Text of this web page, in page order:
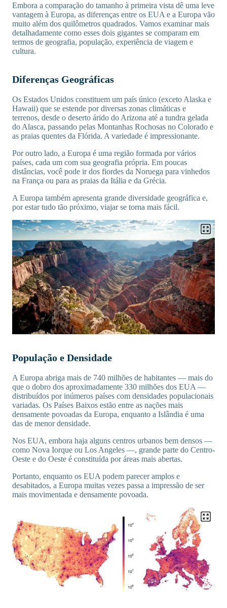
Embora a comparação do tamanho à primeira vista dê uma leve
vantagem à Europa, as diferenças entre os EUA e a Europa vão
muito além dos quilômetros quadrados. Vamos examinar mais
detalhadamente como esses dois gigantes se comparam em
termos de geografia, população, experiência de viagem e
cultura.
Diferenças Geográficas
Os Estados Unidos constituem um país único (exceto Alaska e
Hawaii) que se estende por diversas zonas climáticas e
terrenos, desde o deserto árido do Arizona até a tundra gelada
do Alasca, passando pelas Montanhas Rochosas no Colorado e
as praias quentes da Flórida. A variedade é impressionante.
Por outro lado, a Europa é uma região formada por vários
países, cada um com sua geografia própria. Em poucas
distâncias, você pode ir dos fiordes da Noruega para vinhedos
na França ou para as praias da Itália e da Grécia.
A Europa também apresenta grande diversidade geográfica e,
por estar tudo tão próximo, viajar se torna mais fácil.
População e Densidade
A Europa abriga mais de 740 milhões de habitantes — mais do
que o dobro dos aproximadamente 330 milhões dos EUA —
distribuídos por inúmeros países com densidades populacionais
variadas. Os Países Baixos estão entre as nações mais
densamente povoadas da Europa, enquanto a Islândia é uma
das de menor densidade.
Nos EUA, embora haja alguns centros urbanos bem densos —
como Nova Iorque ou Los Angeles —, grande parte do Centro-
Oeste e do Oeste é constituída por áreas mais abertas.
Portanto, enquanto os EUA podem parecer amplos e
desabitados, a Europa muitas vezes passa a impressão de ser
mais movimentada e densamente povoada.